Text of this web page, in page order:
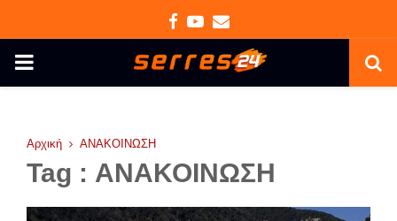
Facebook
Youtube
Email
PRIMARY
Αρχική ΑΝΑΚΟΙΝΩΣΗ
Tag : ΑΝΑΚΟΙΝΩΣΗ